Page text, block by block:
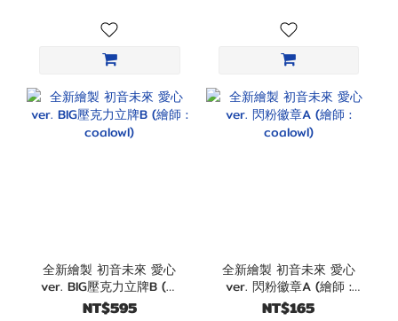
全新繪製 初音未來 愛心
ver. BIG壓克力立牌B (繪
師 : coalowl)
NT$595
全新繪製 初音未來 愛心
ver. 閃粉徽章A (繪師 :
coalowl)
NT$165